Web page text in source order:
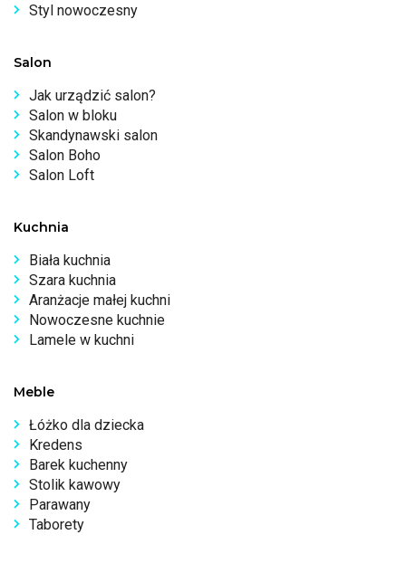
Styl nowoczesny
Salon
Jak urządzić salon?
Salon w bloku
Skandynawski salon
Salon Boho
Salon Loft
Kuchnia
Biała kuchnia
Szara kuchnia
Aranżacje małej kuchni
Nowoczesne kuchnie
Lamele w kuchni
Meble
Łóżko dla dziecka
Kredens
Barek kuchenny
Stolik kawowy
Parawany
Taborety